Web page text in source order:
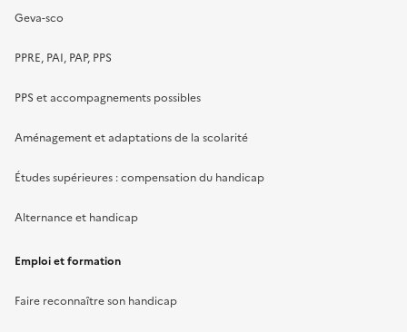
Geva-sco
PPRE, PAI, PAP, PPS
PPS et accompagnements possibles
Aménagement et adaptations de la scolarité
Études supérieures : compensation du handicap
Alternance et handicap
Emploi et formation
Faire reconnaître son handicap